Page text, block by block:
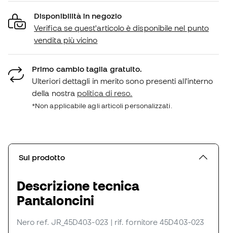
Disponibilità in negozio
Verifica se quest'articolo è disponibile nel punto
vendita più vicino
Primo cambio taglia gratuito.
Ulteriori dettagli in merito sono presenti all'interno
della nostra politica di reso.
*Non applicabile agli articoli personalizzati.
Sul prodotto
Descrizione tecnica
Pantaloncini
Nero ref. JR_45D403-023 | rif. fornitore 45D403-023